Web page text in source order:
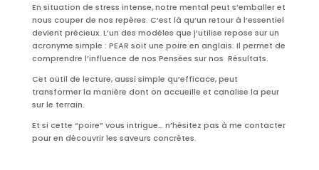
En situation de stress intense, notre mental peut s’emballer et
nous couper de nos repères. C’est là qu’un retour à l’essentiel
devient précieux. L’un des modèles que j’utilise repose sur un
acronyme simple : PEAR soit une poire en anglais. Il permet de
comprendre l’influence de nos Pensées sur nos Résultats.
Cet outil de lecture, aussi simple qu’efficace, peut
transformer la manière dont on accueille et canalise la peur
sur le terrain.
Et si cette “poire” vous intrigue… n’hésitez pas à me contacter
pour en découvrir les saveurs concrètes.